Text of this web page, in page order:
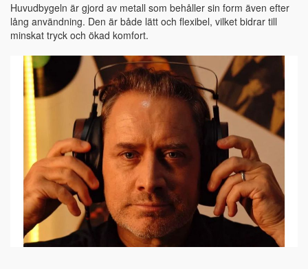
Huvudbygeln är gjord av metall som behåller sin form även efter
lång användning. Den är både lätt och flexibel, vilket bidrar till
minskat tryck och ökad komfort.